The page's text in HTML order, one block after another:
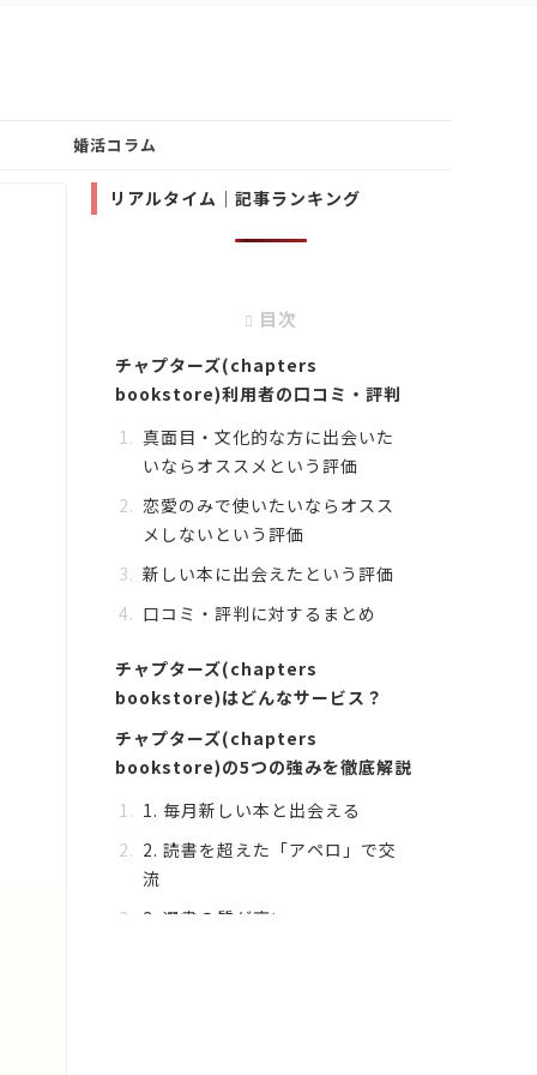
婚活コラム
リアルタイム｜記事ランキング
目次
チャプターズ(chapters
bookstore)利用者の口コミ・評判
真面目・文化的な方に出会いた
いならオススメという評価
恋愛のみで使いたいならオスス
メしないという評価
新しい本に出会えたという評価
口コミ・評判に対するまとめ
チャプターズ(chapters
bookstore)はどんなサービス？
チャプターズ(chapters
bookstore)の5つの強みを徹底解説
1. 毎月新しい本と出会える
2. 読書を超えた「アペロ」で交
流
3. 選書の質が高い